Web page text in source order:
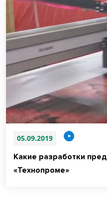
05.09.2019
Какие разработки
«Технопроме»